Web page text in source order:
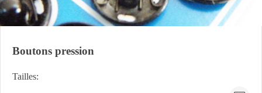
Boutons pression
Tailles: